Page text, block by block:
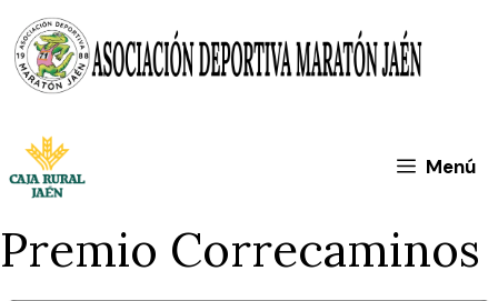
contenido
Menú
Premio Correcaminos